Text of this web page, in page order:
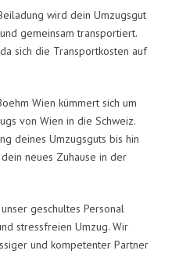
wird dein Umzugsgut
gemeinsam transportiert.
sich die Transportkosten auf
Wien kümmert sich um
von Wien in die Schweiz.
deines Umzugsguts bis hin
neues Zuhause in der
geschultes Personal
stressfreien Umzug. Wir
und kompetenter Partner